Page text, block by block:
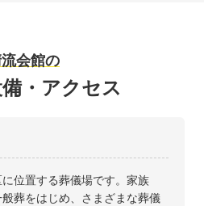
会館の
・アクセス
位置する葬儀場です。家族
葬をはじめ、さまざまな葬儀